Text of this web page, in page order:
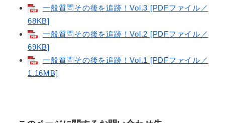
一般質問その後を追跡！Vol.3 [PDFファイル／
68KB]
一般質問その後を追跡！Vol.2 [PDFファイル／
69KB]
一般質問その後を追跡！Vol.1 [PDFファイル／
1.16MB]